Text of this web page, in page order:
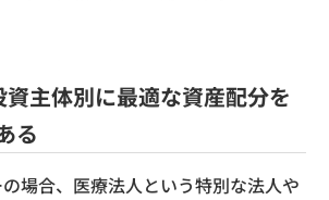
主体別に最適な資産配分を
る
場合、医療法人という特別な法人や